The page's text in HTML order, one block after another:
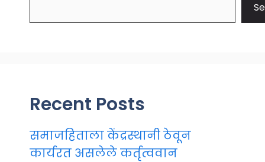
Recent Posts
समाजहिताला केंद्रस्थानी ठेवून
कार्यरत असलेले कर्तृत्ववान